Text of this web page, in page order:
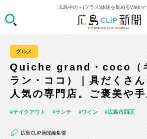
広島中の＋(プラス)体験を集めるWebマ
グルメ
Quiche grand・coco（
ラン・ココ）｜具だくさ
人気の専門店。ご褒美や
テイクアウト ランチ ワイン 広島市西区
広島CLiP新聞編集部